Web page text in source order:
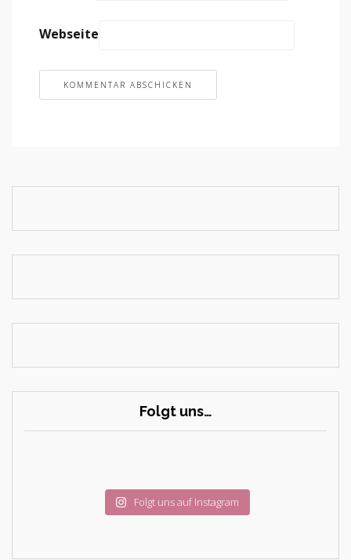
Webseite
Folgt uns…
Folgt uns auf Instagram